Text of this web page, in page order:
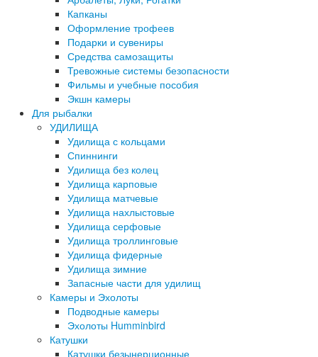
Капканы
Оформление трофеев
Подарки и сувениры
Средства самозащиты
Тревожные системы безопасности
Фильмы и учебные пособия
Экшн камеры
Для рыбалки
УДИЛИЩА
Удилища с кольцами
Спиннинги
Удилища без колец
Удилища карповые
Удилища матчевые
Удилища нахлыстовые
Удилища серфовые
Удилища троллинговые
Удилища фидерные
Удилища зимние
Запасные части для удилищ
Камеры и Эхолоты
Подводные камеры
Эхолоты Humminbird
Катушки
Катушки безынерционные